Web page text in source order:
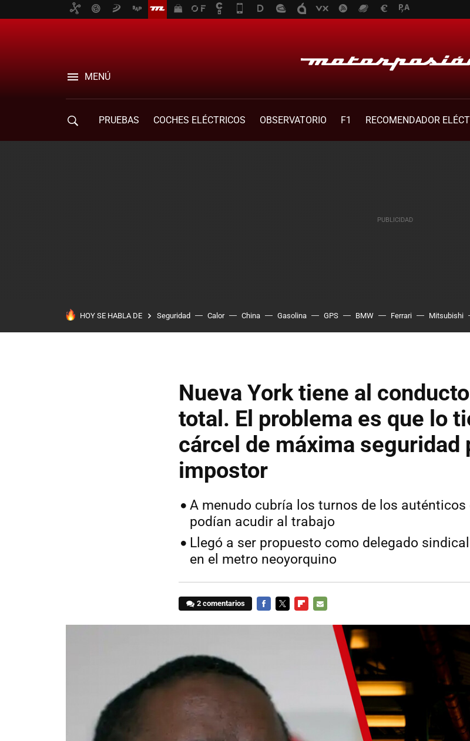
MENÚ
PRUEBAS COCHES ELÉCTRICOS OBSERVATORIO F1
RECOMENDADOR
HOY SE HABLA DE Seguridad Calor China Gasolina GPS BMW Ferrari Mitsubishi
Nueva York tiene al
total. El problema es que lo
cárcel de máxima seguridad
impostor
A menudo cubría los turnos de los
podían acudir al trabajo
Llegó a ser propuesto como delegado
en el metro neoyorquino
2 comentarios